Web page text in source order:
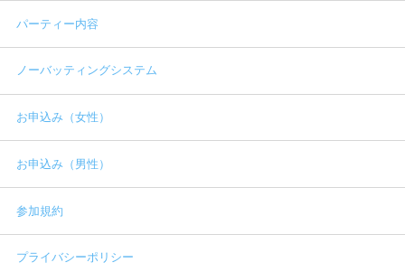
パーティー内容
ノーバッティングシステム
お申込み（女性）
お申込み（男性）
参加規約
プライバシーポリシー